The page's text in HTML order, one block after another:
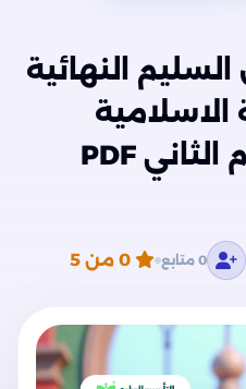
النهائية
الاسلامية
لثالثة ابتدائي الترم الثاني PDF
0 متابع 0 من 5